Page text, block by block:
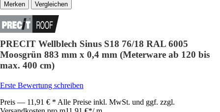
Vergleichen
PRECIT Wellblech Sinus S18 76/18 RAL 6005
Moosgrün 883 mm x 0,4 mm (Meterware ab 120 bis
max. 400 cm)
Erste Bewertung schreiben
Preis — 11,91 € * Alle Preise inkl. MwSt. und ggf. zzgl.